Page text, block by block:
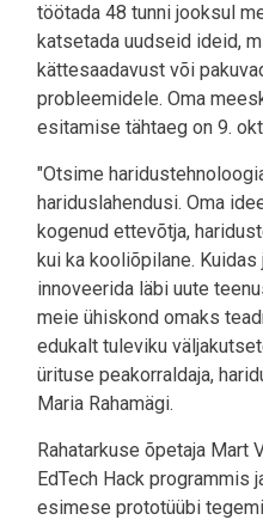
töötada 48 tunni jooksul
katsetada uudseid ideid,
kättesaadavust või
probleemidele. Oma
esitamise tähtaeg on 9.
"Otsime
hariduslahendusi. Oma
kogenud ettevõtja,
kui ka kooliõpilane.
innoveerida läbi uute
meie ühiskond omaks
edukalt tuleviku
ürituse peakorraldaja,
Maria Rahamägi.
Rahatarkuse õpetaja Mart
EdTech Hack programmis
esimese prototüübi